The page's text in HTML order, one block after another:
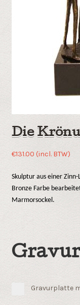
Die
€131.00 (incl. BTW)
Skulptur aus einer
Bronze Farbe
Marmorsockel.
Gravurplatte